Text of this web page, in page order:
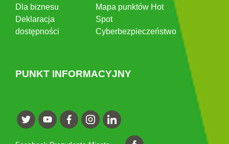
Dla biznesu
Deklaracja
dostępności
Mapa punktów Hot
Spot
Cyberbezpieczeństwo
PUNKT INFORMACYJNY